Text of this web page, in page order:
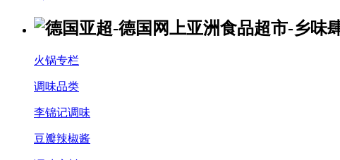
火锅专栏
调味品类
李锦记调味
豆瓣辣椒酱